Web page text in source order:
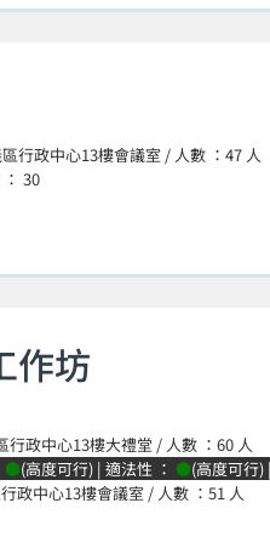
行政中心13樓會議室 / 人數 ：47 人
30
作坊
行政中心13樓大禮堂 / 人數 ：60 人
●(高度可行) | 適法性 ： ●(高度可行
政中心13樓會議室 / 人數 ：51 人